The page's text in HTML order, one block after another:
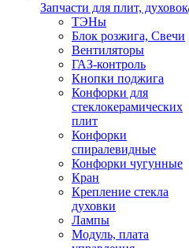
Запчасти для плит, духовок
ТЭНы
Блок розжига, Свечи
Вентиляторы
ГАЗ-контроль
Кнопки поджига
Конфорки для
стеклокерамических
плит
Конфорки
спиралевидные
Конфорки чугунные
Кран
Крепление стекла
духовки
Лампы
Модуль, плата